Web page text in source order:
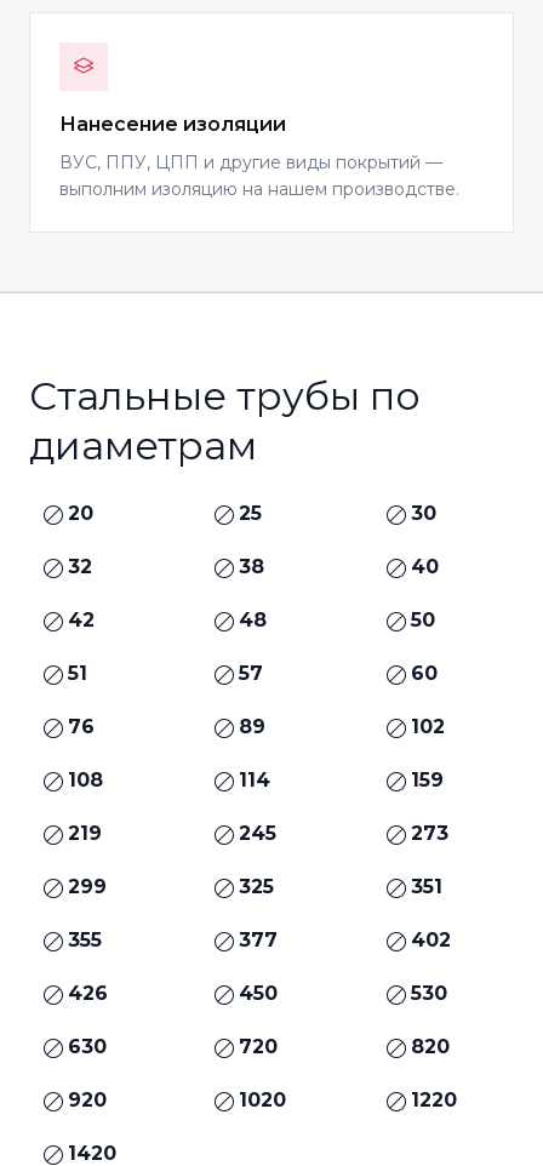
Нанесение изоляции
ВУС, ППУ, ЦПП и другие виды покрытий —
выполним изоляцию на нашем производстве.
Стальные трубы по
диаметрам
20 25 30
32 38 40
42 48 50
51 57 60
76 89 102
108 114 159
219 245 273
299 325 351
355 377 402
426 450 530
630 720 820
920 1020 1220
1420